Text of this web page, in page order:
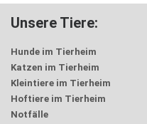
Unsere Tiere:
Hunde im Tierheim
Katzen im Tierheim
Kleintiere im Tierheim
Hoftiere im Tierheim
Notfälle